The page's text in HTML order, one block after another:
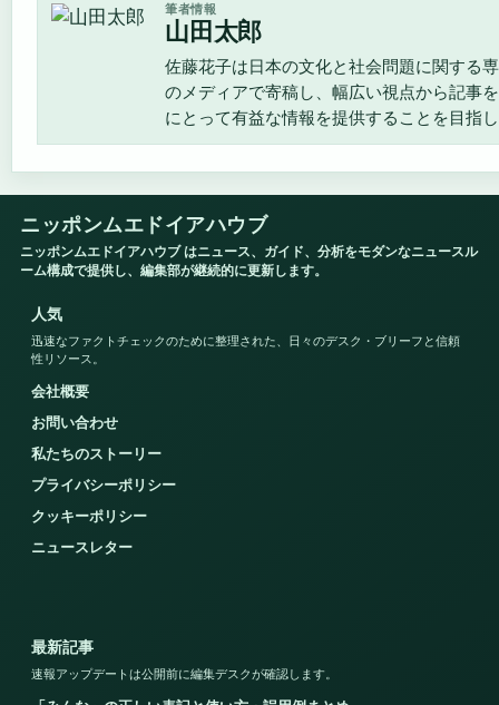
筆者情報
山田太郎
佐藤花子は日本の文化と社会問題に関する
のメディアで寄稿し、幅広い視点から記事
にとって有益な情報を提供することを目指
ニッポンムエドイアハウブ
ニッポンムエドイアハウブ はニュース、ガイド、分析をモダンなニュースル
ーム構成で提供し、編集部が継続的に更新します。
人気
迅速なファクトチェックのために整理された、日々のデスク・ブリーフと信頼
性リソース。
会社概要
お問い合わせ
私たちのストーリー
プライバシーポリシー
クッキーポリシー
ニュースレター
最新記事
速報アップデートは公開前に編集デスクが確認します。